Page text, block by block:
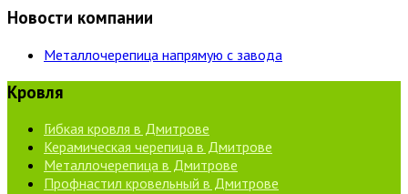
Новости компании
Металлочерепица напрямую с завода
Кровля
Гибкая кровля в Дмитрове
Керамическая черепица в Дмитрове
Металлочерепица в Дмитрове
Профнастил кровельный в Дмитрове